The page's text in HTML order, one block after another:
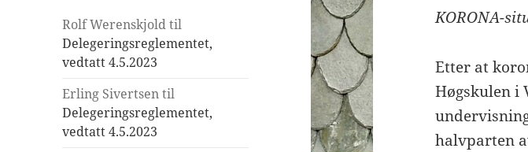
Rolf Werenskjoldtil
Delegeringsreglementet,
vedtatt 4.5.2023
Erling Sivertsentil
Delegeringsreglementet,
vedtatt 4.5.2023
KORONA-
Etter at
Høgskulen i
halvparten